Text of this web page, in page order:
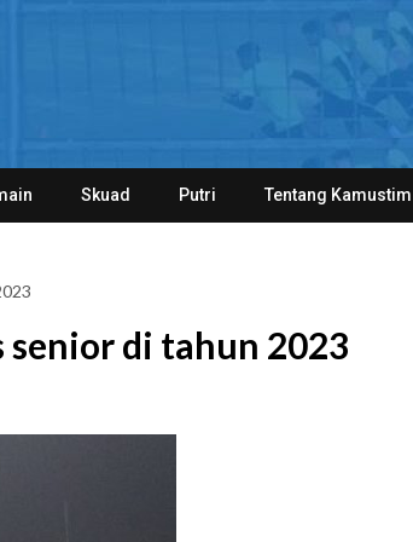
Skuad Putri Tentang
di tahun 2023